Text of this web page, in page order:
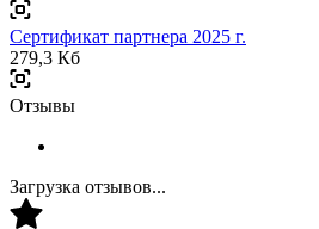
Сертификат партнера 2025 г.
279,3 Кб
Отзывы
Загрузка отзывов...